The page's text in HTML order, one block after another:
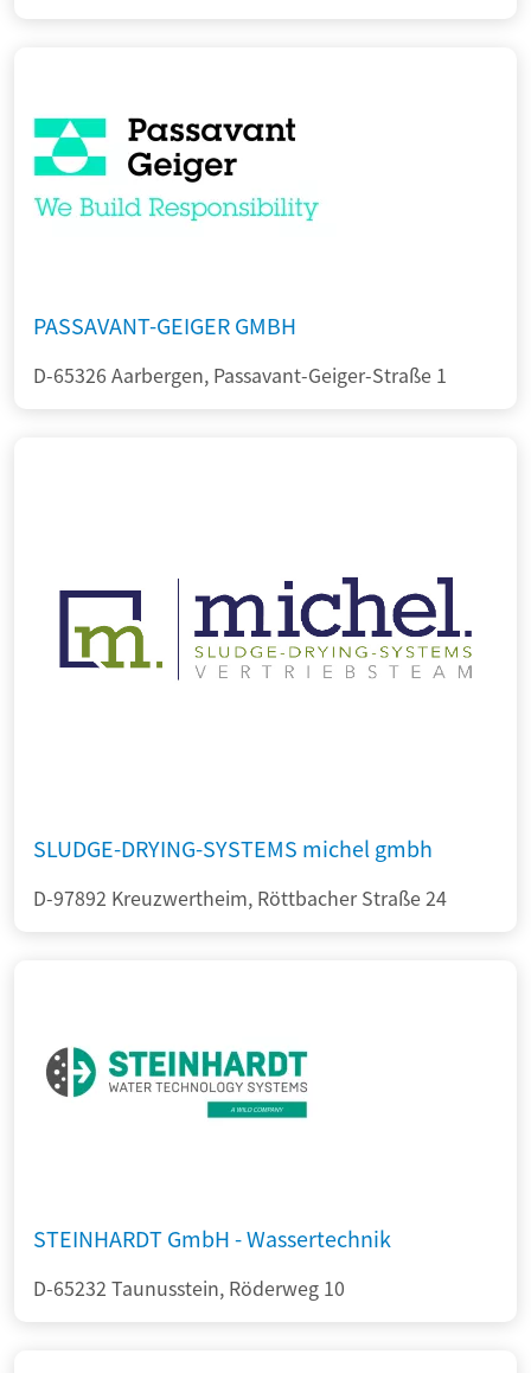
PASSAVANT-GEIGER GMBH
D-65326 Aarbergen, Passavant-Geiger-Straße 1
SLUDGE-DRYING-SYSTEMS michel gmbh
D-97892 Kreuzwertheim, Röttbacher Straße 24
STEINHARDT GmbH - Wassertechnik
D-65232 Taunusstein, Röderweg 10